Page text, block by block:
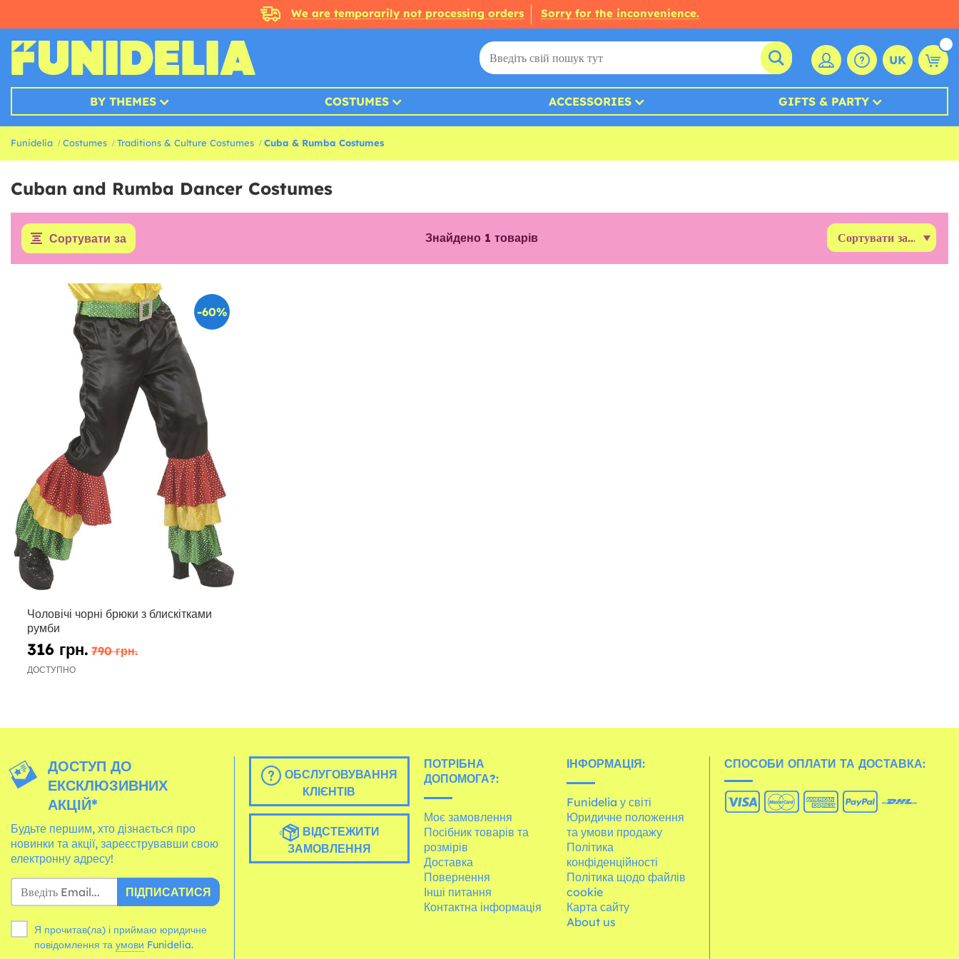
We are temporarily not processing orders Sorry for the inconvenience.
UK
BY THEMES COSTUMES ACCESSORIES GIFTS & PARTY
Funidelia Costumes Traditions & Culture Costumes Cuba & Rumba Costumes
Cuban and Rumba Dancer Costumes
Сортувати за Знайдено 1 товарів
-60%
Чоловічі чорні брюки з блискітками
румби
316 грн. 790 грн.
ДОСТУПНО
ДОСТУП ДО
ЕКСКЛЮЗИВНИХ
АКЦІЙ*
Будьте першим, хто дізнається про
новинки та акції, зареєструвавши свою
електронну адресу!
ПІДПИСАТИСЯ
Я прочитав(ла) і приймаю юридичне
повідомлення та умови Funidelia.
ОБСЛУГОВУВАННЯ
КЛІЄНТІВ
ВІДСТЕЖИТИ
ЗАМОВЛЕННЯ
ПОТРІБНА
ДОПОМОГА?:
Моє замовлення
Посібник товарів та
розмірів
Доставка
Повернення
Інші питання
Контактна інформація
ІНФОРМАЦІЯ:
Funidelia у світі
Юридичне положення
та умови продажу
Політика
конфіденційності
Політика щодо файлів
cookie
Карта сайту
About us
СПОСОБИ ОПЛАТИ ТА ДОСТАВКА: